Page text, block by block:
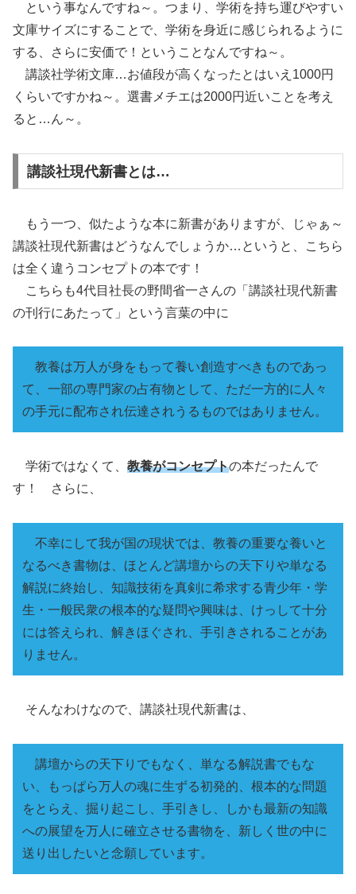
という事なんですね～。つまり、学術を持ち運びやすい
文庫サイズにすることで、学術を身近に感じられるように
する、さらに安価で！ということなんですね～。
講談社学術文庫…お値段が高くなったとはいえ1000円
くらいですかね～。選書メチエは2000円近いことを考え
ると…ん～。
講談社現代新書とは…
もう一つ、似たような本に新書がありますが、じゃぁ～
講談社現代新書はどうなんでしょうか…というと、こちら
は全く違うコンセプトの本です！
こちらも4代目社長の野間省一さんの「講談社現代新書
の刊行にあたって」という言葉の中に
教養は万人が身をもって養い創造すべきものであっ
て、一部の専門家の占有物として、ただ一方的に人々
の手元に配布され伝達されうるものではありません。
学術ではなくて、 教養がコンセプトの本だったんで
す！ さらに、
不幸にして我が国の現状では、教養の重要な養いと
なるべき書物は、ほとんど講壇からの天下りや単なる
解説に終始し、知識技術を真剣に希求する青少年・学
生・一般民衆の根本的な疑問や興味は、けっして十分
には答えられ、解きほぐされ、手引きされることがあ
りません。
そんなわけなので、講談社現代新書は、
講壇からの天下りでもなく、単なる解説書でもな
い、もっぱら万人の魂に生ずる初発的、根本的な問題
をとらえ、掘り起こし、手引きし、しかも最新の知識
への展望を万人に確立させる書物を、新しく世の中に
送り出したいと念願しています。